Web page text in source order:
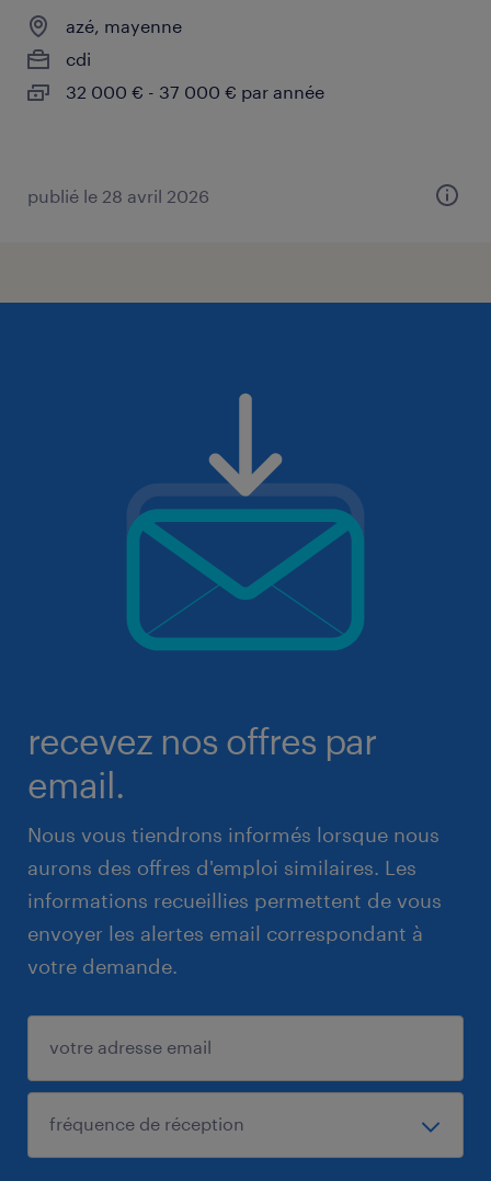
azé, mayenne
cdi
32 000 € - 37 000 € par année
publié le 28 avril 2026
recevez nos offres par
email.
Nous vous tiendrons informés lorsque nous
aurons des offres d'emploi similaires. Les
informations recueillies permettent de vous
envoyer les alertes email correspondant à
votre demande.